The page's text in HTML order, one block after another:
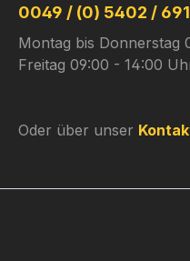
0049 / (0) 5402 /
Montag bis Donnerstag
Freitag 09:00 - 14:00
Oder über unser